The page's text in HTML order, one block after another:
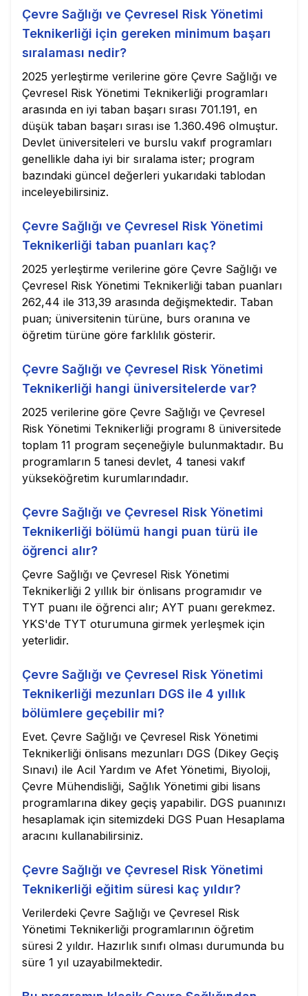
Çevre Sağlığı ve Çevresel Risk Yönetimi
Teknikerliği için gereken minimum başarı
sıralaması nedir?
2025 yerleştirme verilerine göre Çevre Sağlığı ve
Çevresel Risk Yönetimi Teknikerliği programları
arasında en iyi taban başarı sırası 701.191, en
düşük taban başarı sırası ise 1.360.496 olmuştur.
Devlet üniversiteleri ve burslu vakıf programları
genellikle daha iyi bir sıralama ister; program
bazındaki güncel değerleri yukarıdaki tablodan
inceleyebilirsiniz.
Çevre Sağlığı ve Çevresel Risk Yönetimi
Teknikerliği taban puanları kaç?
2025 yerleştirme verilerine göre Çevre Sağlığı ve
Çevresel Risk Yönetimi Teknikerliği taban puanları
262,44 ile 313,39 arasında değişmektedir. Taban
puan; üniversitenin türüne, burs oranına ve
öğretim türüne göre farklılık gösterir.
Çevre Sağlığı ve Çevresel Risk Yönetimi
Teknikerliği hangi üniversitelerde var?
2025 verilerine göre Çevre Sağlığı ve Çevresel
Risk Yönetimi Teknikerliği programı 8 üniversitede
toplam 11 program seçeneğiyle bulunmaktadır. Bu
programların 5 tanesi devlet, 4 tanesi vakıf
yükseköğretim kurumlarındadır.
Çevre Sağlığı ve Çevresel Risk Yönetimi
Teknikerliği bölümü hangi puan türü ile
öğrenci alır?
Çevre Sağlığı ve Çevresel Risk Yönetimi
Teknikerliği 2 yıllık bir önlisans programıdır ve
TYT puanı ile öğrenci alır; AYT puanı gerekmez.
YKS'de TYT oturumuna girmek yerleşmek için
yeterlidir.
Çevre Sağlığı ve Çevresel Risk Yönetimi
Teknikerliği mezunları DGS ile 4 yıllık
bölümlere geçebilir mi?
Evet. Çevre Sağlığı ve Çevresel Risk Yönetimi
Teknikerliği önlisans mezunları DGS (Dikey Geçiş
Sınavı) ile Acil Yardım ve Afet Yönetimi, Biyoloji,
Çevre Mühendisliği, Sağlık Yönetimi gibi lisans
programlarına dikey geçiş yapabilir. DGS puanınızı
hesaplamak için sitemizdeki DGS Puan Hesaplama
aracını kullanabilirsiniz.
Çevre Sağlığı ve Çevresel Risk Yönetimi
Teknikerliği eğitim süresi kaç yıldır?
Verilerdeki Çevre Sağlığı ve Çevresel Risk
Yönetimi Teknikerliği programlarının öğretim
süresi 2 yıldır. Hazırlık sınıfı olması durumunda bu
süre 1 yıl uzayabilmektedir.